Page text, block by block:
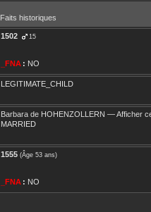
Faits historiques
1502 15
_FNA : NO
LEGITIMATE_CHILD
Barbara de HOHENZOLLERN —Afficher
MARRIED
1555 (Âge 53 ans)
_FNA : NO